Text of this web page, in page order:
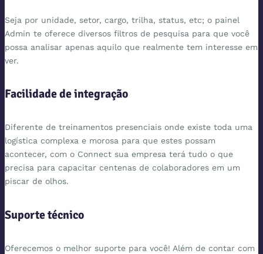
Seja por unidade, setor, cargo, trilha, status, etc; o painel
Admin te oferece diversos filtros de pesquisa para que você
possa analisar apenas aquilo que realmente tem interesse em
ver.
Facilidade de integração
Diferente de treinamentos presenciais onde existe toda uma
logística complexa e morosa para que estes possam
acontecer, com o Connect sua empresa terá tudo o que
precisa para capacitar centenas de colaboradores em um
piscar de olhos.
Suporte técnico
Oferecemos o melhor suporte para você! Além de contar com